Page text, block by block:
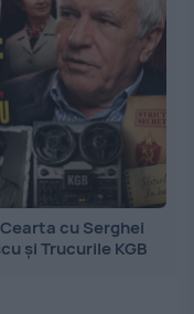
cu Serghei
și Trucurile KGB